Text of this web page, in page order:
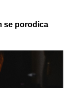
se porodica